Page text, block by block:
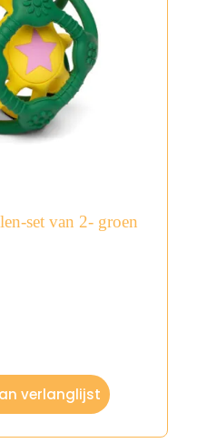
set van 2- groen
verlanglijst